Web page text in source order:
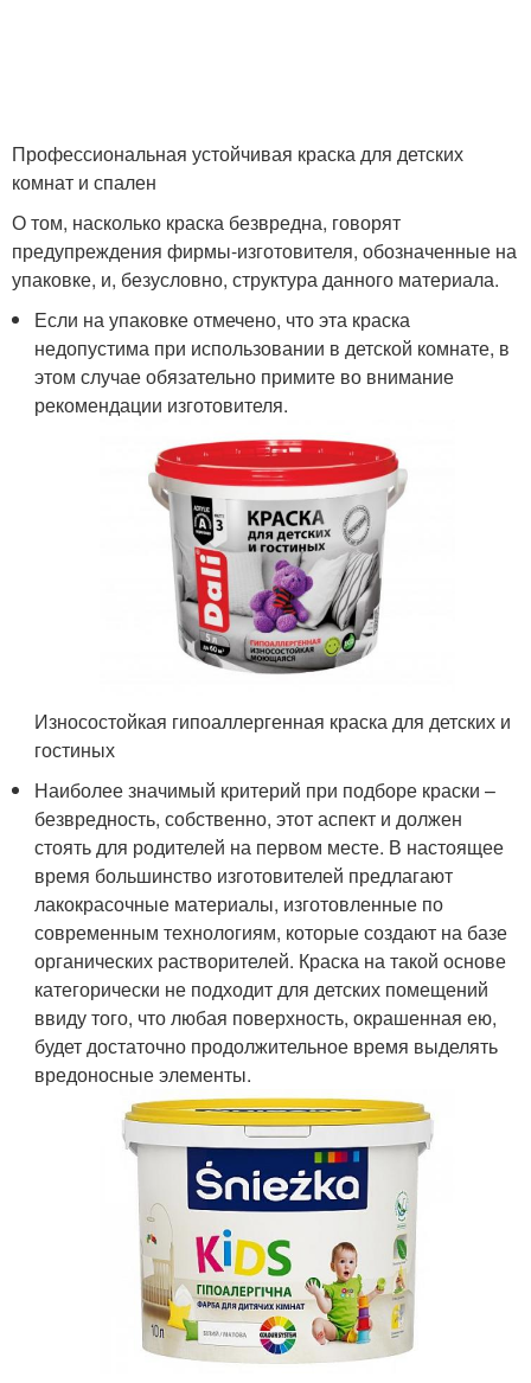
Профессиональная устойчивая краска для детских
комнат и спален
О том, насколько краска безвредна, говорят
предупреждения фирмы-изготовителя, обозначенные на
упаковке, и, безусловно, структура данного материала.
Если на упаковке отмечено, что эта краска
недопустима при использовании в детской комнате, в
этом случае обязательно примите во внимание
рекомендации изготовителя.
Износостойкая гипоаллергенная краска для детских и
гостиных
Наиболее значимый критерий при подборе краски –
безвредность, собственно, этот аспект и должен
стоять для родителей на первом месте. В настоящее
время большинство изготовителей предлагают
лакокрасочные материалы, изготовленные по
современным технологиям, которые создают на базе
органических растворителей. Краска на такой основе
категорически не подходит для детских помещений
ввиду того, что любая поверхность, окрашенная ею,
будет достаточно продолжительное время выделять
вредоносные элементы.